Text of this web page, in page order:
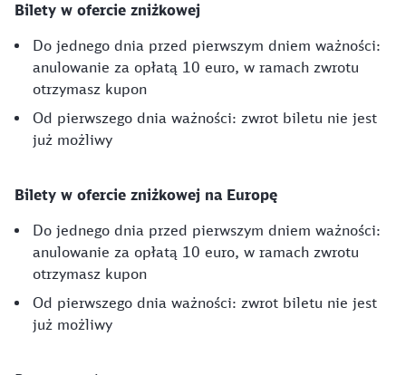
Bilety w ofercie zniżkowej
Do jednego dnia przed pierwszym dniem ważności:
anulowanie za opłatą 10 euro, w ramach zwrotu
otrzymasz kupon
Od pierwszego dnia ważności: zwrot biletu nie jest
już możliwy
Bilety w ofercie zniżkowej na Europę
Do jednego dnia przed pierwszym dniem ważności:
anulowanie za opłatą 10 euro, w ramach zwrotu
otrzymasz kupon
Od pierwszego dnia ważności: zwrot biletu nie jest
już możliwy